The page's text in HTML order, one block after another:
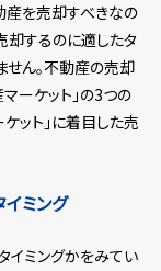
産を売却すべきなの
却するのに適したタ
せん。不動産の売却
マーケット」の3つの
ット」に着目した売
ミング
イミングかをみてい